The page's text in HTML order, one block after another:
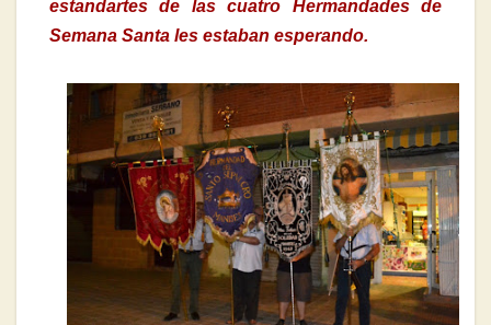
estandartes de las cuatro Hermandades de
Semana Santa les estaban esperando.